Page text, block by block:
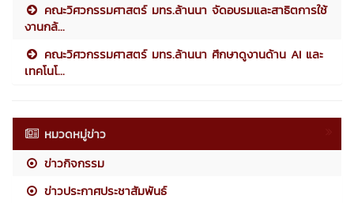
คณะวิศวกรรมศาสตร์ มทร.ล้านนา จัดอบรมและสาธิตการใช้
งานกล้...
คณะวิศวกรรมศาสตร์ มทร.ล้านนา ศึกษาดูงานด้าน AI และ
เทคโนโ...
หมวดหมู่ข่าว
ข่าวกิจกรรม
ข่าวประกาศประชาสัมพันธ์